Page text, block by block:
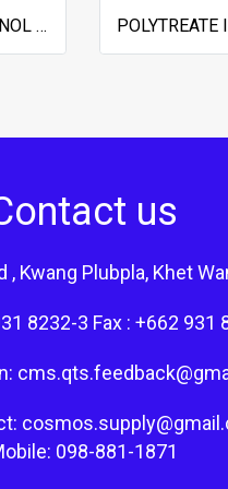
ACID INHIBITOR (GOLPANOL BOZ 98%) WHITE CRYSTAL POWDER
us
, Kwang Plubpla, Khet
8232-3 Fax : +662 931
098-881-1871